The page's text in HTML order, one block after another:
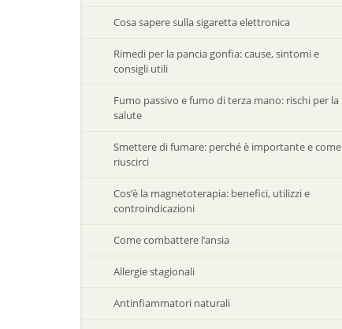
Cosa sapere sulla sigaretta elettronica
Rimedi per la pancia gonfia: cause, sintomi e
consigli utili
Fumo passivo e fumo di terza mano: rischi per la
salute
Smettere di fumare: perché è importante e come
riuscirci
Cos’è la magnetoterapia: benefici, utilizzi e
controindicazioni
Come combattere l’ansia
Allergie stagionali
Antinfiammatori naturali